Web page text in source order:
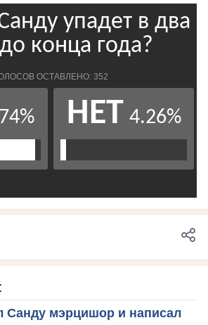
Санду мэрцишор и написал